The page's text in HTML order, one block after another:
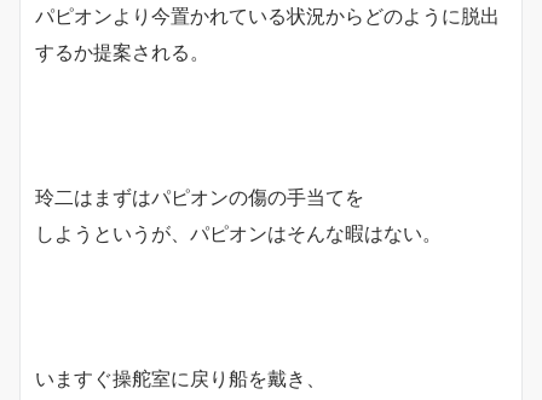
パピオンより今置かれている状況からどのように脱出
するか提案される。
玲二はまずはパピオンの傷の手当てを
しようというが、パピオンはそんな暇はない。
いますぐ操舵室に戻り船を戴き、